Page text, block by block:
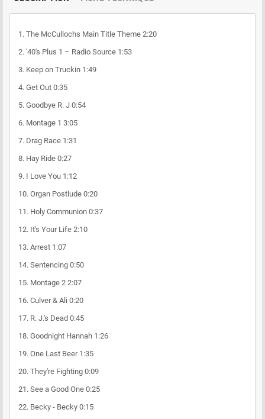
1. The McCullochs Main Title Theme 2:20
2. '40's Plus 1 – Radio Source 1:53
3. Keep on Truckin 1:49
4. Get Out 0:35
5. Goodbye R. J 0:54
6. Montage 1 3:05
7. Drag Race 1:31
8. Hay Ride 0:27
9. I Love You 1:12
10. Organ Postlude 0:20
11. Holy Communion 0:37
12. It's Your Life 2:10
13. Arrest 1:07
14. Sentencing 0:50
15. Montage 2 2:07
16. Culver & Ali 0:20
17. R. J.'s Dead 0:45
18. Goodnight Hannah 1:26
19. One Last Beer 1:35
20. They're Fighting 0:09
21. See a Good One 0:25
22. Becky - Becky 0:15